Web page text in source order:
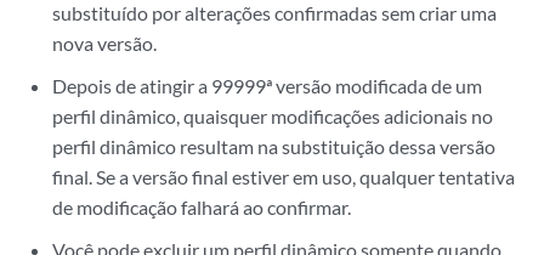
substituído por alterações confirmadas sem criar uma
nova versão.
Depois de atingir a 99999ª versão modificada de um
perfil dinâmico, quaisquer modificações adicionais no
perfil dinâmico resultam na substituição dessa versão
final. Se a versão final estiver em uso, qualquer tentativa
de modificação falhará ao confirmar.
Você pode excluir um perfil dinâmico somente quando